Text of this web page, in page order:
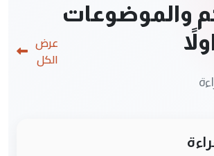
والموضوعات
عرض
الكل